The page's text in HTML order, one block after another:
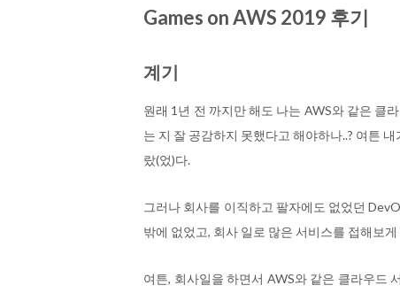
Games on AWS 2019 후기
계기
원래 1년 전 까지만 해도 나는 AWS와 같은 클
는 지 잘 공감하지 못했다고 해야하나..? 여튼
랐(었)다.
그러나 회사를 이직하고 팔자에도 없었던
밖에 없었고, 회사 일로 많은 서비스를 접해보
여튼, 회사일을 하면서 AWS와 같은 클라우드